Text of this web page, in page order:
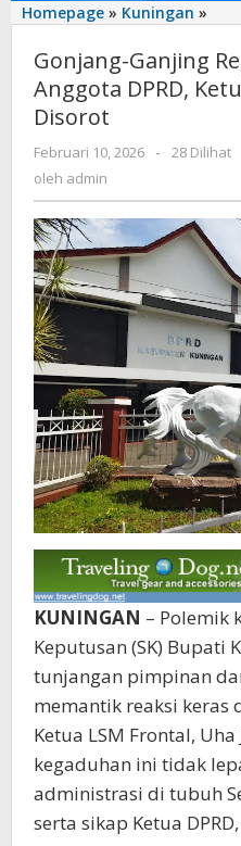
Homepage » Kuningan »
Ketua
Gonjang-Ganjing
Anggota DPRD,
Disorot
Februari 10, 2026
oleh
-
28 Dilihat
oleh admin
KUNINGAN – Polemik
Keputusan (SK) Bupati
tunjangan pimpinan
memantik reaksi keras
Ketua LSM Frontal,
kegaduhan ini tidak
administrasi di tubuh
serta sikap Ketua